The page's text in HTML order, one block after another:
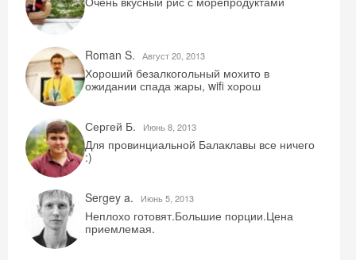
Roman S. Август 20, 2013
Хороший безалкогольный мохито в
ожидании спада жары, wifi хорош
Сергей Б. Июнь 8, 2013
Для провинциальной Балаклавы все ничего
:)
Sergey a. Июнь 5, 2013
Неплохо готовят.Большие порции.Цена
приемлемая.